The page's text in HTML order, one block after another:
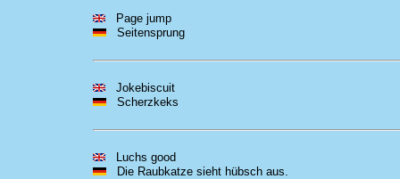
Page jump
Seitensprung
Jokebiscuit
Scherzkeks
Luchs good
Die Raubkatze sieht hübsch aus.